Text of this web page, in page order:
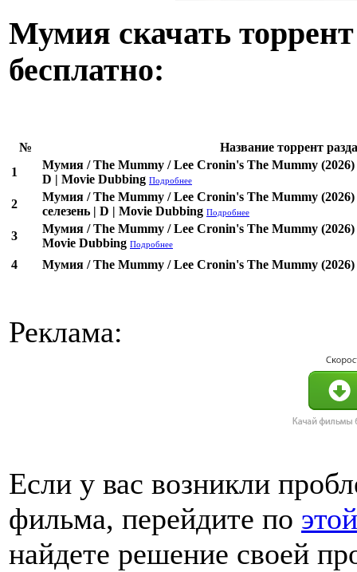
Мумия скачать
бесплатно:
№
Название торрент
1
Мумия / The Mummy / Lee Cronin's The Mummy
D | Movie Dubbing Подробнее
2
Мумия / The Mummy / Lee Cronin's The Mummy
селезень | D | Movie Dubbing Подробнее
3
Мумия / The Mummy / Lee Cronin's The Mummy (2026)
Movie Dubbing Подробнее
4 Мумия / The Mummy / Lee Cronin's The Mummy
Реклама:
Если у вас возникли
фильма, перейдите по
найдете решение своей